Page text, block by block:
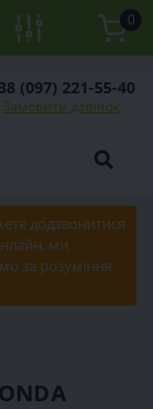
0
(097) 221-55-40
Замовити дзвінок
додзвонитися
ми
за розуміння